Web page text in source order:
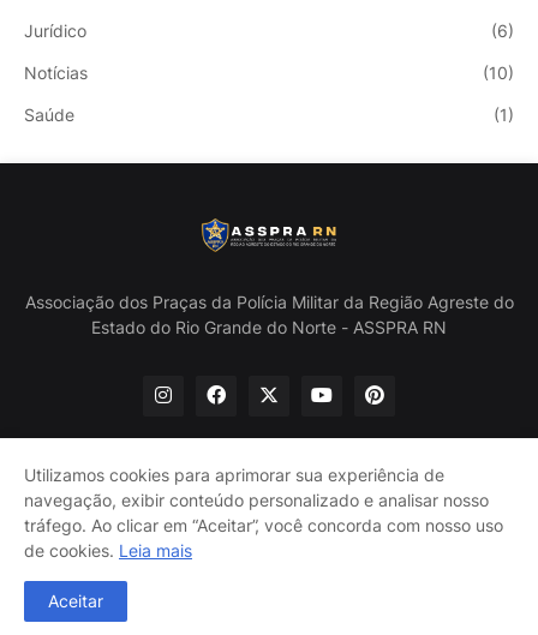
Jurídico (6)
Notícias (10)
Saúde (1)
Associação dos Praças da Polícia Militar da Região Agreste do
Estado do Rio Grande do Norte - ASSPRA RN
@ASSPRA RN Todos os direitos reservados. Design por
Início Quem Somos
Política de Privacidade
Contate-nos
Utilizamos cookies para aprimorar sua experiência de
navegação, exibir conteúdo personalizado e analisar nosso
tráfego. Ao clicar em “Aceitar”, você concorda com nosso uso
de cookies. Leia mais
Aceitar